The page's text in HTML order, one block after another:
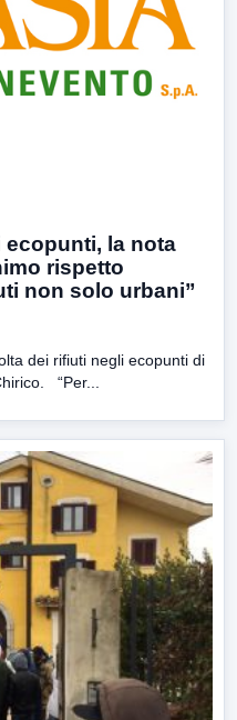
la nota
rispetto
non solo urbani”
dei rifiuti negli ecopunti di
“Per...